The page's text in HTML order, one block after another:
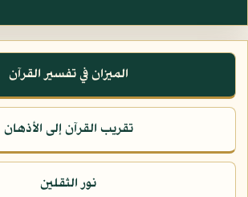
الميزان في تفسير القرآن
تقريب القرآن إلى الأذهان
نور الثقلين